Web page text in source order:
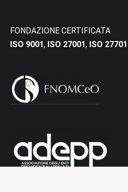
FONDAZIONE CERTIFICATA
ISO 9001, ISO 27001, ISO 27701